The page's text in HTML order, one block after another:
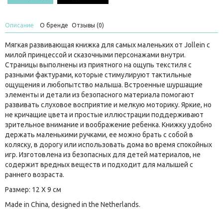
Описание О бренде Отзывы (0)
Мягкая развивающая книжка для самых маленьких от Jollein с
милой принцессой и сказочными персонажами внутри.
Страницы выполнены из приятного на ощупь текстиля с
разными фактурами, которые стимулируют тактильные
ощущения и любопытство малыша. Встроенные шуршащие
элементы и детали из безопасного материала помогают
развивать слуховое восприятие и мелкую моторику. Яркие, но
не кричащие цвета и простые иллюстрации поддерживают
зрительное внимание и воображение ребенка. Книжку удобно
держать маленькими ручками, ее можно брать с собой в
коляску, в дорогу или использовать дома во время спокойных
игр. Изготовлена из безопасных для детей материалов, не
содержит вредных веществ и подходит для малышей с
раннего возраста.
Размер: 12 X 9 см
Made in China, designed in the Netherlands.